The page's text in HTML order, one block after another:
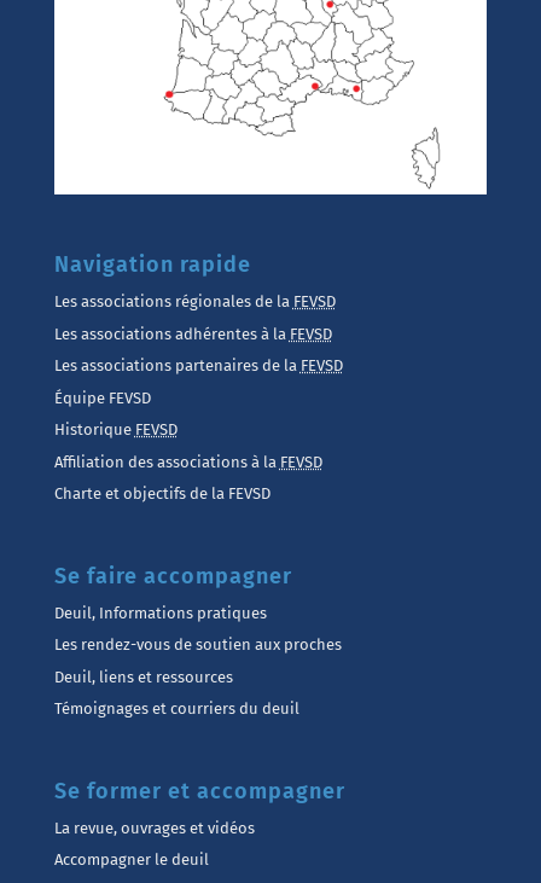
Navigation rapide
Les associations régionales de la FEVSD
Les associations adhérentes à la FEVSD
Les associations partenaires de la FEVSD
Équipe FEVSD
Historique FEVSD
Affiliation des associations à la FEVSD
Charte et objectifs de la FEVSD
Se faire accompagner
Deuil, Informations pratiques
Les rendez-vous de soutien aux proches
Deuil, liens et ressources
Témoignages et courriers du deuil
Se former et accompagner
La revue, ouvrages et vidéos
Accompagner le deuil